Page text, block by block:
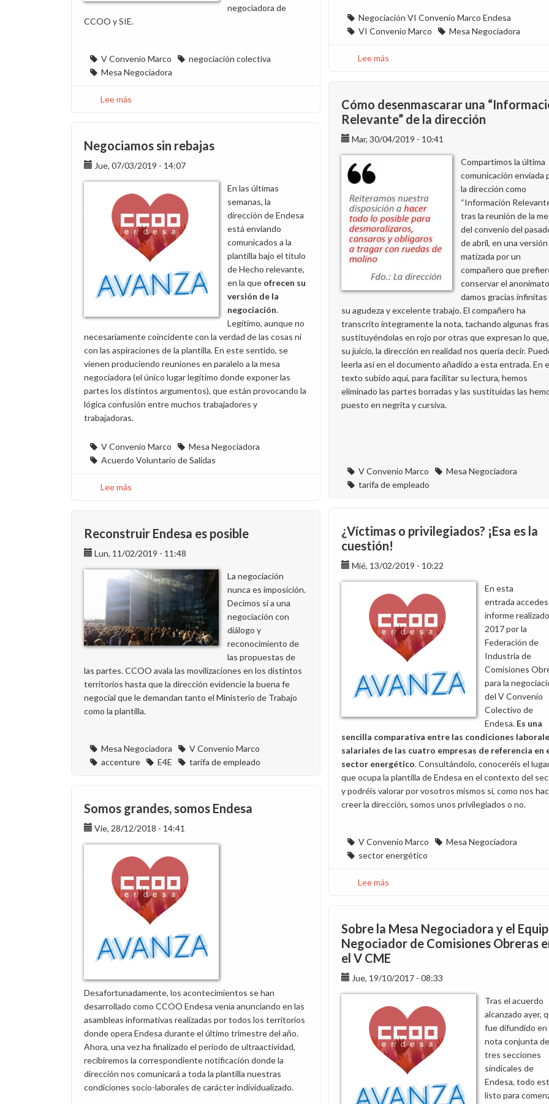
Negociación VI Convenio Marco Endesa
VI Convenio Marco
Mesa Negociadora
Lee más
mejorar
nuestros
derechos
negociadora de
CCOO y SIE.
V Convenio Marco
negociación colectiva
Mesa Negociadora
Lee más
y
SIE
respecto
al
arbitraje
en
la
negociación
V
Convenio
Cómo desenmascarar una
Relevante” de la dirección
Mar, 30/04/2019 - 10:41
Compartimos la última
comunicación enviada
la dirección como
“Información
tras la reunión de la
del convenio del
de abril, en una versión
matizada por un
compañero que
conservar el
damos gracias
su agudeza y excelente trabajo. El compañero ha
transcrito íntegramente la nota, tachando algunas
sustituyéndolas en rojo por otras que expresan lo
su juicio, la dirección en realidad nos quería decir.
leerla así en el documento añadido a esta entrada. En
texto subido aquí, para facilitar su lectura, hemos
eliminado las partes borradas y las sustituidas las
puesto en negrita y cursiva.
V Convenio Marco
Mesa Negociadora
tarifa de empleado
Negociamos sin rebajas
Jue, 07/03/2019 - 14:07
En las últimas
semanas, la
dirección de Endesa
está enviando
comunicados a la
plantilla bajo el título
de Hecho relevante,
en la que ofrecen su
versión de la
negociación.
Legítimo, aunque no
necesariamente coincidente con la verdad de las cosas ni
con las aspiraciones de la plantilla. En este sentido, se
vienen produciendo reuniones en paralelo a la mesa
negociadora (el único lugar legítimo donde exponer las
partes los distintos argumentos), que están provocando la
lógica confusión entre muchos trabajadores y
trabajadoras.
V Convenio Marco
Mesa Negociadora
Acuerdo Voluntario de Salidas
Lee más
rebajas
¿Víctimas o privilegiados? ¡Esa es la
cuestión!
Mié, 13/02/2019 - 10:22
En esta
entrada accedes
informe
2017 por la
Federación de
Industria de
Comisiones
para la
del V Convenio
Colectivo de
Endesa. Es una
sencilla comparativa entre las condiciones
salariales de las cuatro empresas de referencia en
sector energético. Consultándolo, conoceréis el
que ocupa la plantilla de Endesa en el contexto del
y podréis valorar por vosotros mismos si, como nos
creer la dirección, somos unos privilegiados o no.
V Convenio Marco
Mesa Negociadora
sector energético
Lee más
privilegiados?
¡Esa
es
la
cuestión!
Reconstruir Endesa es posible
Lun, 11/02/2019 - 11:48
La negociación
nunca es imposición.
Decimos sí a una
negociación con
diálogo y
reconocimiento de
las propuestas de
las partes. CCOO avala las movilizaciones en los distintos
territorios hasta que la dirección evidencie la buena fe
negocial que le demandan tanto el Ministerio de Trabajo
como la plantilla.
Mesa Negociadora
V Convenio Marco
accenture
E4E tarifa de empleado
Somos grandes, somos Endesa
Vie, 28/12/2018 - 14:41
Desafortunadamente, los acontecimientos se han
desarrollado como CCOO Endesa venía anunciando en las
asambleas informativas realizadas por todos los territorios
donde opera Endesa durante el último trimestre del año.
Ahora, una vez ha finalizado el período de ultraactividad,
recibiremos la correspondiente notificación donde la
dirección nos comunicará a toda la plantilla nuestras
condiciones socio-laborales de carácter individualizado.
Sobre la Mesa Negociadora y el
Negociador de Comisiones Obreras
el V CME
Jue, 19/10/2017 - 08:33
Tras el acuerdo
alcanzado ayer,
fue difundido en
nota conjunta
tres secciones
sindicales de
Endesa, todo
listo para